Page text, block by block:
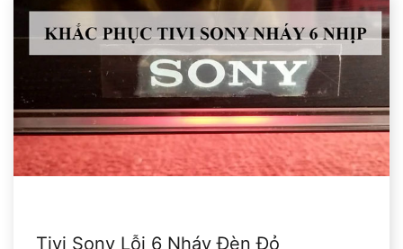
Tivi Sony Lỗi 6 Nháy Đèn Đỏ